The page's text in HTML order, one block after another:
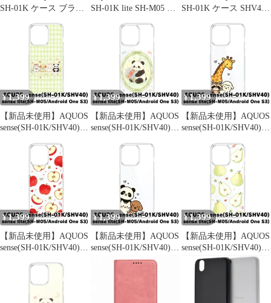
SH-01K ケース ブラッ
SHV40 用の保護ケース
TPU 傷防止 軽量 柔軟
薄型 耐衝撃 携帯便利
全面保護 lite SH-M05
スマホ(OQW-HY-322)
SH-01K lite SH-M05 ケ
ルトなし SH-01Kケー
ス SH-01Kカバー
SHV40ケース SHV40カ
バー "q-m-21
SH-01K ケース SHV40
リコン 耐衝撃 磨り表面
指紋防止 軽量 薄型 ス
トラップホール付き カ
バー(ブラック, TMK-
UCI-838)
¥1,399
【新品未使用】AQUOS
sense(SH-01K/SHV40)
(アニマル集合) ねこ 犬
うさぎ パンダ ギンガム
チェック アニマル かわ
いい 韓国 cl-cat27-
sh01k-575
¥1,399
【新品未使用】AQUOS
sense(SH-01K/SHV40)
(花輪パンダ) パンダ 花
輪 レース リボン かわ
いい 韓国 cl-cat31-
sh01k-593
¥1,399
【新品未使用】AQUOS
sense(SH-01K/SHV40)
(ひょっこり仲間達3) ひ
ょっこり キリン アライ
グマ ひつじ かわいい
韓国 cl-cat29-sh01k-583
¥1,399
【新品未使用】AQUOS
sense(SH-01K/SHV40)
(りんご総柄) りんご 林
檎 リボン フルーツ 総
柄 かわいい 韓国 cl-
¥1,399
【新品未使用】AQUOS
sense(SH-01K/SHV40)
クリア ハードケース
(ひょっこり仲間達1) ひ
ょっこり パンダ ねこ
犬 かわいい 韓国 cl-
¥1,399
【新品未使用】AQUOS
sense(SH-01K/SHV40)
クリア ハードケース
(ペア総柄) 洋梨 ペア ラ